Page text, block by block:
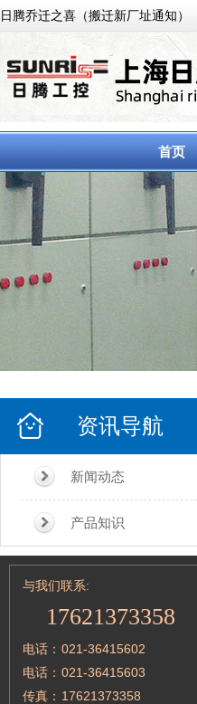
日腾乔迁之喜（搬迁新厂址通知）
首页
资讯导航
新闻动态
产品知识
与我们联系:
17621373358
电话： 021-36415602
电话： 021-36415603
传真： 17621373358